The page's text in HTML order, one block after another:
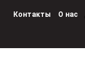
Контакты О нас